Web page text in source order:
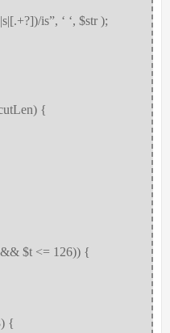
is”, ‘ ‘, $str );
{
$t <= 126)) {
{